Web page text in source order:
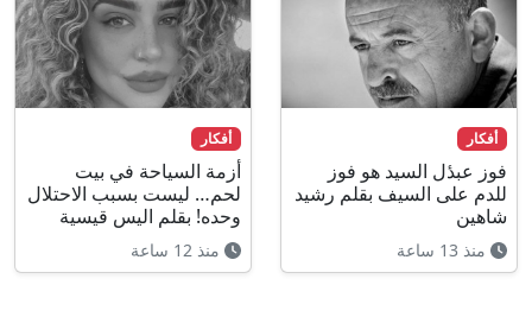
أفكار
فوز عبدٔل السيد هو فوز
للدم على السيف بقلم رشيد
شاهين
منذ 13 ساعة
أفكار
أزمة السياحة في بيت
لحم… ليست بسبب الاحتلال
وحده! بقلم اليس قيسية
منذ 12 ساعة